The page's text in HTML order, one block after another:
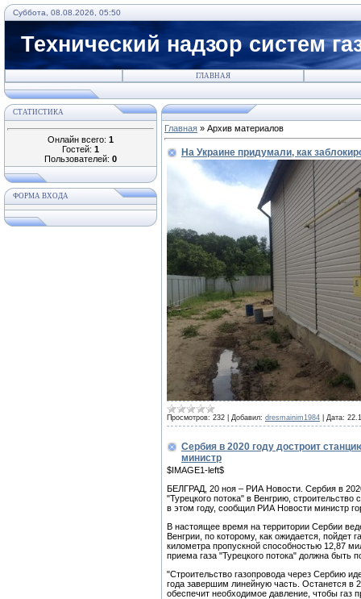
Суббота, 08.08.2026, 05:50
Технический надзор систем
ГЛАВНАЯ
СТАТИСТИКА
Онлайн всего: 1
Гостей: 1
Пользователей: 0
ФОРМА ВХОДА
Главная » Архив материалов
На Украине придумали, как
Просмотров: 232 Добавил: dresmainim1984 Дата:
Сербия в 2020 году достроит
министр
$IMAGE1-left$
БЕЛГРАД, 20 ноя – РИА Новости. Сербия в
"Турецкого потока" в Венгрию,
в этом году, сообщил РИА Новости министр
В настоящее время на территории Сербии
Венгрии, по которому, как ожидается, пойдет
километра пропускной способностью 12,87
приема газа "Турецкого потока" должна быть
"Строительство газопровода через Сербию
года завершим линейную часть. Останется в
обеспечит необходимое давление, чтобы газ